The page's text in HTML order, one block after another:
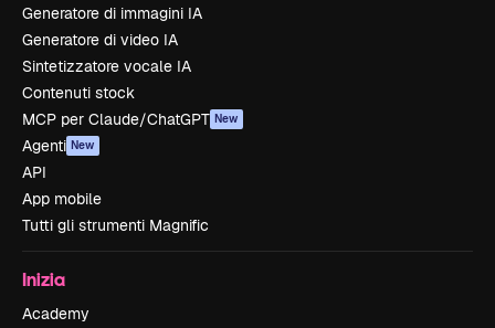
Generatore di immagini IA
Generatore di video IA
Sintetizzatore vocale IA
Contenuti stock
MCP per Claude/ChatGPT New
Agenti New
API
App mobile
Tutti gli strumenti Magnific
Inizia
Academy